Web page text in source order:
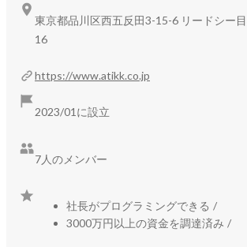
https://www.atikk.co.jp
2023/01に設立
7人のメンバー
社長がプログラミングできる /
3000万円以上の資金を調達済み /
東京都品川区西五反田3-15-6 リードシー
16